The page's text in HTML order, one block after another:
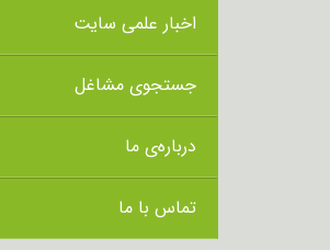
اخبار علمی سایت
جستجوی مشاغل
درباره‌ی ما
تماس با ما